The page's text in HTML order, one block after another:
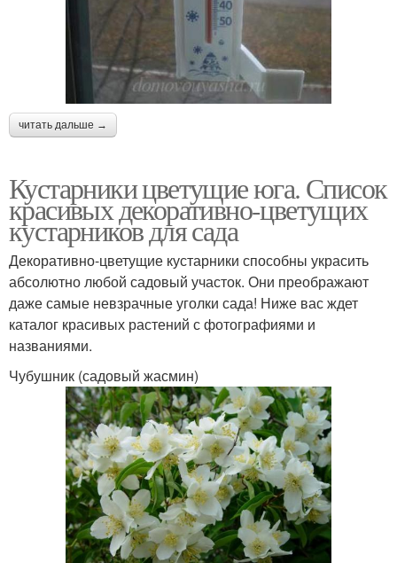
читать дальше →
Кустарники цветущие юга. Список
красивых декоративно-цветущих
кустарников для сада
Декоративно-цветущие кустарники способны украсить
абсолютно любой садовый участок. Они преображают
даже самые невзрачные уголки сада! Ниже вас ждет
каталог красивых растений с фотографиями и
названиями.
Чубушник (садовый жасмин)